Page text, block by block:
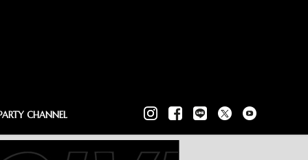
CHANNEL